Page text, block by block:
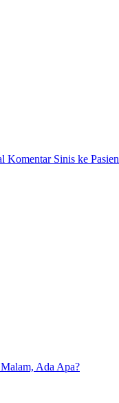
Komentar Sinis ke Pasien
Ada Apa?